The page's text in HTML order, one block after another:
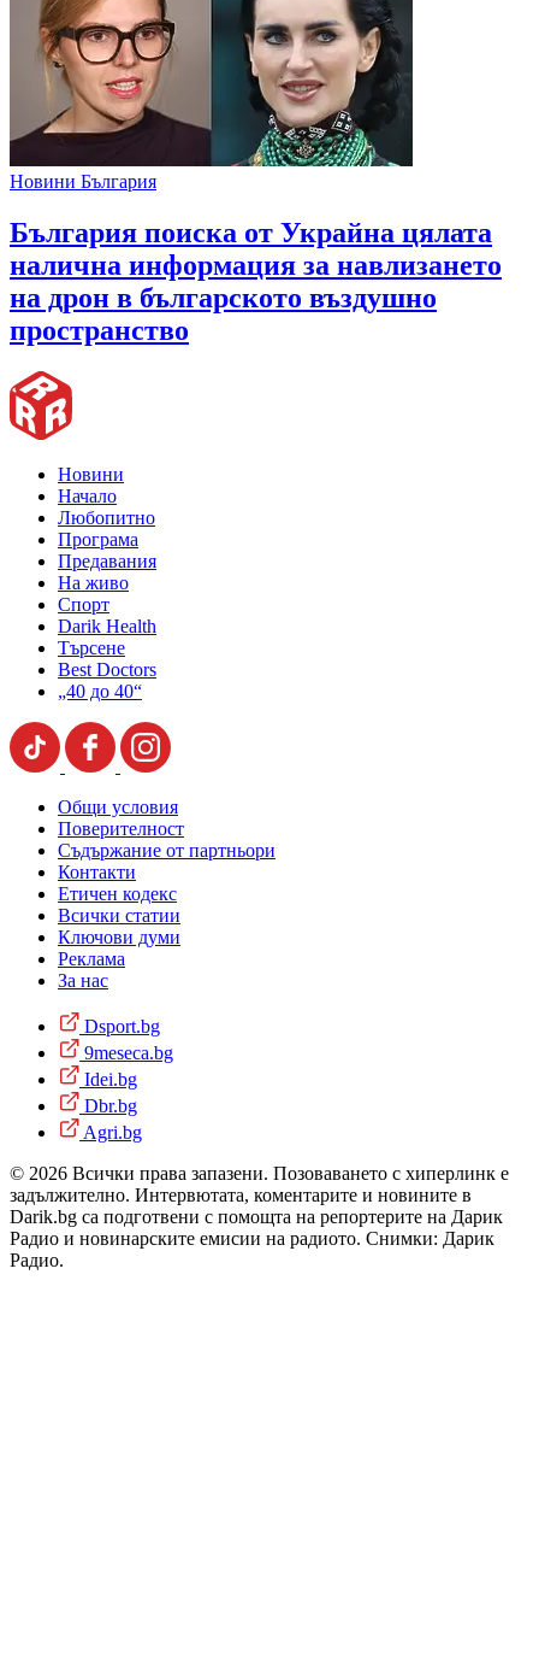
Новини България
България поиска от Украйна цялата
налична информация за навлизането
на дрон в българското въздушно
пространство
Новини
Начало
Любопитно
Програма
Предавания
На живо
Спорт
Darik Health
Търсене
Best Doctors
„40 до 40“
Общи условия
Поверителност
Съдържание от партньори
Контакти
Етичен кодекс
Всички статии
Ключови думи
Реклама
За нас
Dsport.bg
9meseca.bg
Idei.bg
Dbr.bg
Agri.bg
© 2026 Всички права запазени. Позоваването с хиперлинк е
задължително. Интервютата, коментарите и новините в
Darik.bg са подготвени с помощта на репортерите на Дарик
Радио и новинарските емисии на радиото. Снимки: Дарик
Радио.